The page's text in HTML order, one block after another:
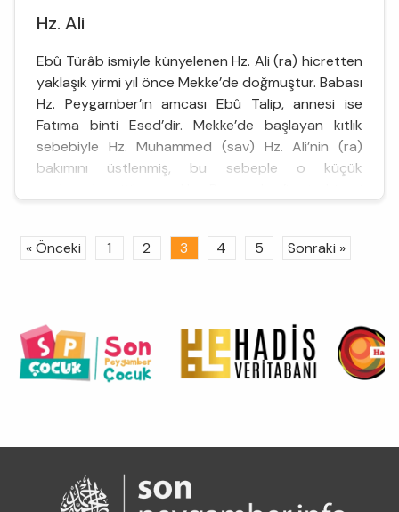
Hz. Ali
Ebû Türâb ismiyle künyelenen Hz. Ali (ra) hicretten
yaklaşık yirmi yıl önce Mekke’de doğmuştur. Babası
Hz. Peygamber’in amcası Ebû Talip, annesi ise
Fatıma binti Esed’dir. Mekke’de başlayan kıtlık
sebebiyle Hz. Muhammed (sav) Hz. Ali’nin (ra)
bakımını üstlenmiş, bu sebeple o küçük
« Önceki
1 2 3 4 5 Sonraki »